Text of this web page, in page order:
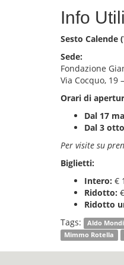
Info
Sesto Calende
Sede:
Fondazione
Via Cocquo, 19
Orari di
Dal 17
Dal 3
Per visite su
Biglietti:
Intero: €
Ridotto:
Ridotto
Tags:
Aldo
Mimmo Rotella